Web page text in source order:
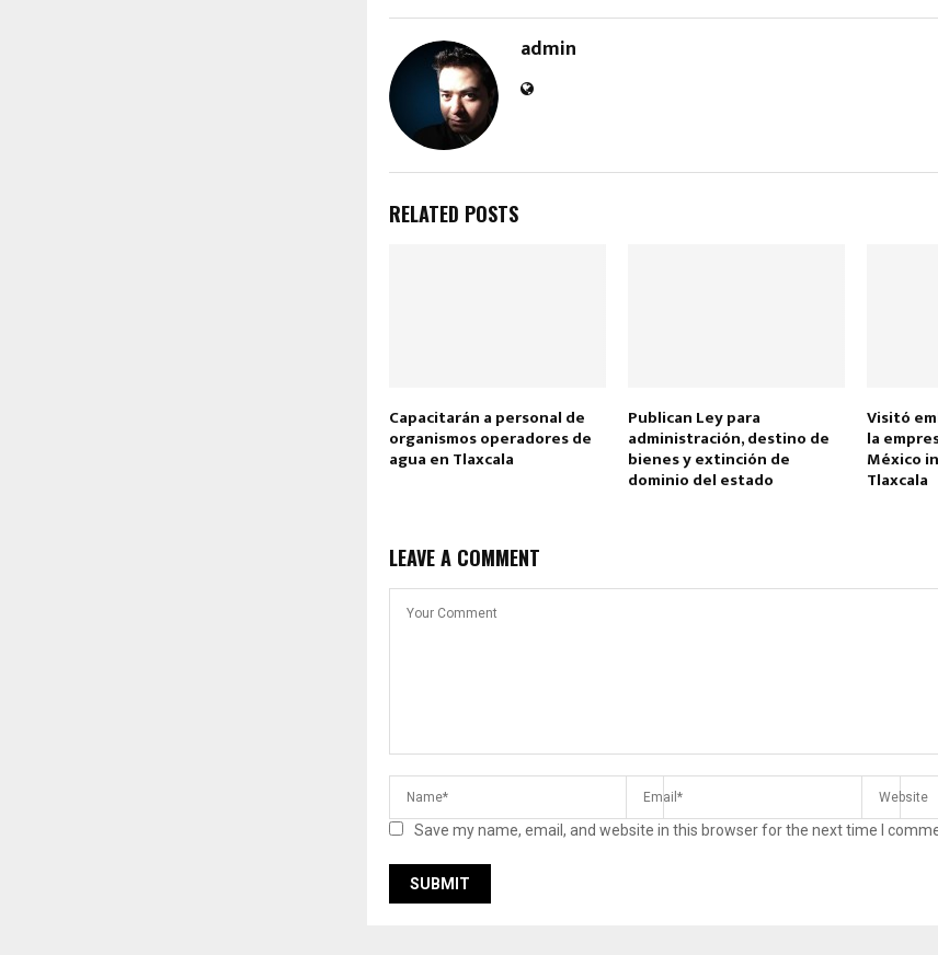
admin
RELATED POSTS
Capacitarán a personal de
organismos operadores de
agua en Tlaxcala
Publican Ley para
administración, destino de
bienes y extinción de
dominio del estado
Visitó
la
México
Tlaxcala
LEAVE A COMMENT
Save my name, email, and website in this browser for the next time I